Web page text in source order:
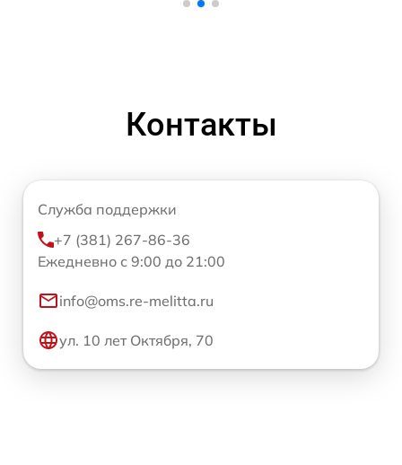
Контакты
Служба поддержки
+7 (381) 267-86-36
Ежедневно с 9:00 до 21:00
info@oms.re-melitta.ru
ул. 10 лет Октября, 70